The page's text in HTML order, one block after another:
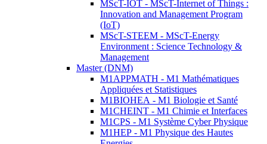
MScT-IOT - MScT-Internet of Things :
Innovation and Management Program
(IoT)
MScT-STEEM - MScT-Energy
Environment : Science Technology &
Management
Master (DNM)
M1APPMATH - M1 Mathématiques
Appliquées et Statistiques
M1BIOHEA - M1 Biologie et Santé
M1CHEINT - M1 Chimie et Interfaces
M1CPS - M1 Système Cyber Physique
M1HEP - M1 Physique des Hautes